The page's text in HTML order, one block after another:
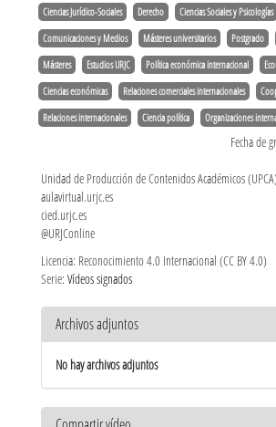
Ciencias Jurídico-Sociales Derecho Ciencias Sociales y Psicologías
Comunicaciones y Medios Másteres universitarios Postgrado
Másteres Estudios URJC Política económica internacional
Ciencias económicas Relaciones comerciales internacionales
Relaciones internacionales Ciencia política Organizaciones
Fecha de
Unidad de Producción de Contenidos Académicos
aulavirtual.urjc.es
cied.urjc.es
@URJConline
Licencia: Reconocimiento 4.0 Internacional (CC BY 4.0)
Serie: Vídeos signados
Archivos adjuntos
No hay archivos adjuntos